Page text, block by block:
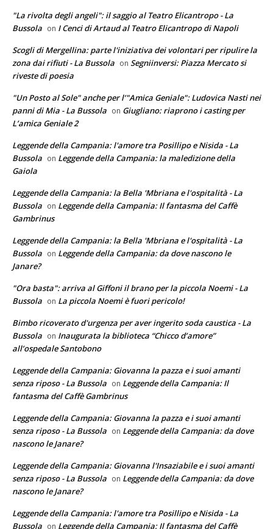
"La rivolta degli angeli": il saggio al Teatro Elicantropo - La
Bussola on I Cenci di Artaud al Teatro Elicantropo di Napoli
Scogli di Mergellina: parte l'iniziativa dei volontari per ripulire la
zona dai rifiuti - La Bussola on Segniinversi: Piazza Mercato si
riveste di poesia
"Un Posto al Sole" anche per l’"Amica Geniale": Ludovica Nasti nei
panni di Mia - La Bussola on Giugliano: riaprono i casting per
L’amica Geniale 2
Leggende della Campania: l'amore tra Posillipo e Nisida - La
Bussola on Leggende della Campania: la maledizione della
Gaiola
Leggende della Campania: la Bella 'Mbriana e l'ospitalità - La
Bussola on Leggende della Campania: Il fantasma del Caffè
Gambrinus
Leggende della Campania: la Bella 'Mbriana e l'ospitalità - La
Bussola on Leggende della Campania: da dove nascono le
Janare?
"Ora basta": arriva al Giffoni il brano per la piccola Noemi - La
Bussola on La piccola Noemi è fuori pericolo!
Bimbo ricoverato d'urgenza per aver ingerito soda caustica - La
Bussola on Inaugurata la biblioteca “Chicco d’amore”
all’ospedale Santobono
Leggende della Campania: Giovanna la pazza e i suoi amanti
senza riposo - La Bussola on Leggende della Campania: Il
fantasma del Caffè Gambrinus
Leggende della Campania: Giovanna la pazza e i suoi amanti
senza riposo - La Bussola on Leggende della Campania: da dove
nascono le Janare?
Leggende della Campania: Giovanna l'Insaziabile e i suoi amanti
senza riposo - La Bussola on Leggende della Campania: da dove
nascono le Janare?
Leggende della Campania: l'amore tra Posillipo e Nisida - La
Bussola on Leggende della Campania: Il fantasma del Caffè